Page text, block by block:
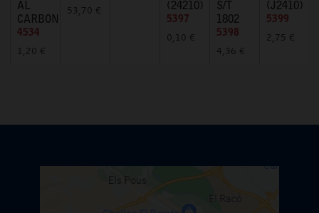
AL
CARBONO
4534
1,20 €
53,70 €
(24210)
5397
0,10 €
S/T
1802
5398
4,36 €
(J2410)
5399
2,75 €